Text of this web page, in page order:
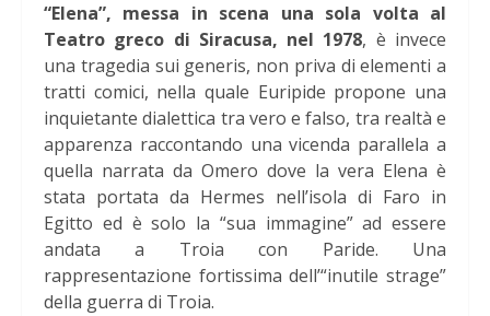
“Elena”, messa in scena una sola volta al
Teatro greco di Siracusa, nel 1978, è invece
una tragedia sui generis, non priva di elementi a
tratti comici, nella quale Euripide propone una
inquietante dialettica tra vero e falso, tra realtà e
apparenza raccontando una vicenda parallela a
quella narrata da Omero dove la vera Elena è
stata portata da Hermes nell’isola di Faro in
Egitto ed è solo la “sua immagine” ad essere
andata a Troia con Paride. Una
rappresentazione fortissima dell’“inutile strage”
della guerra di Troia.